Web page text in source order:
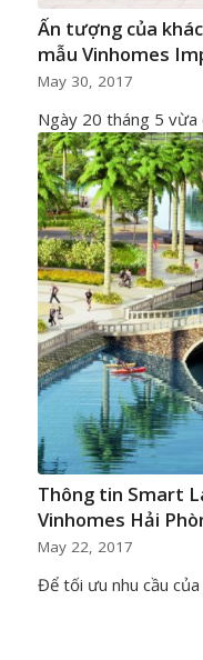
Ấn tượng của
mẫu Vinhomes
May 30, 2017
Ngày 20 tháng 5
Thông tin Smart
Vinhomes Hải
May 22, 2017
Để tối ưu nhu cầu